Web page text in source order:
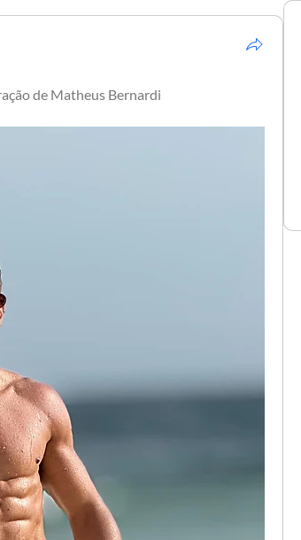
de Matheus Bernardi